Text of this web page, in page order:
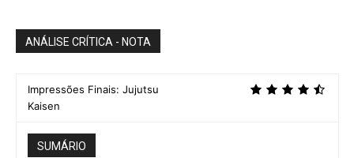
ANÁLISE CRÍTICA - NOTA
Impressões Finais: Jujutsu
Kaisen
SUMÁRIO